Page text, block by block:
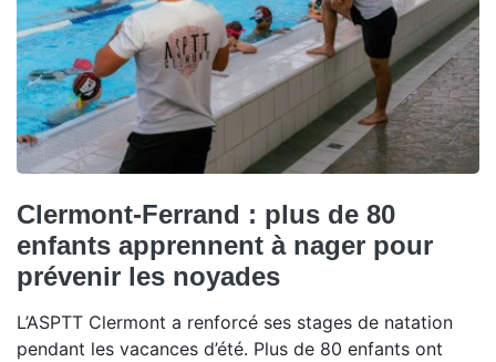
Clermont-Ferrand : plus de 80
enfants apprennent à nager pour
prévenir les noyades
L’ASPTT Clermont a renforcé ses stages de natation
pendant les vacances d’été. Plus de 80 enfants ont